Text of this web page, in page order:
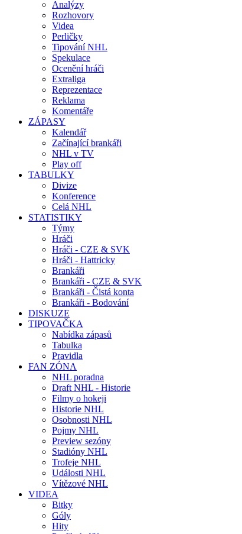
Analýzy
Rozhovory
Videa
Perličky
Tipování NHL
Spekulace
Ocenění hráči
Extraliga
Reprezentace
Reklama
Komentáře
ZÁPASY
Kalendář
Začínající brankáři
NHL v TV
Play off
TABULKY
Divize
Konference
Celá NHL
STATISTIKY
Týmy
Hráči
Hráči - CZE & SVK
Hráči - Hattricky
Brankáři
Brankáři - CZE & SVK
Brankáři - Čistá konta
Brankáři - Bodování
DISKUZE
TIPOVAČKA
Nabídka zápasů
Tabulka
Pravidla
FAN ZÓNA
NHL poradna
Draft NHL - Historie
Filmy o hokeji
Historie NHL
Osobnosti NHL
Pojmy NHL
Preview sezóny
Stadióny NHL
Trofeje NHL
Události NHL
Vítězové NHL
VIDEA
Bitky
Góly
Hity